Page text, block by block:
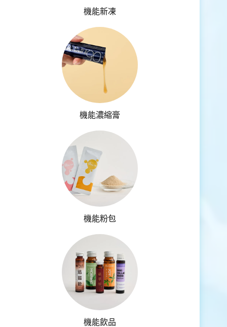
機能新凍
機能濃縮膏
機能粉包
機能飲品